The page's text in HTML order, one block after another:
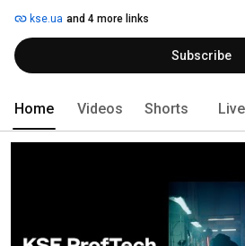
Європи та готуємо майбутнє покоління
kse.ua and 4 more links
Subscribe
Home Videos Shorts Live